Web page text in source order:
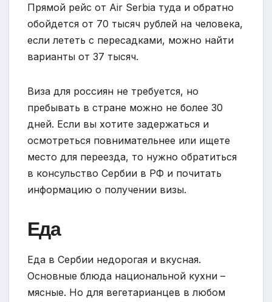
Прямой рейс от Air Serbia туда и обратно
обойдется от 70 тысяч рублей на человека,
если лететь с пересадками, можно найти
варианты от 37 тысяч.
Виза для россиян не требуется, но
пребывать в стране можно не более 30
дней. Если вы хотите задержаться и
осмотреться повнимательнее или ищете
место для переезда, то нужно обратиться
в консульство Сербии в РФ и почитать
информацию о получении визы.
Еда
Еда в Сербии недорогая и вкусная.
Основные блюда национальной кухни –
мясные. Но для вегетарианцев в любом